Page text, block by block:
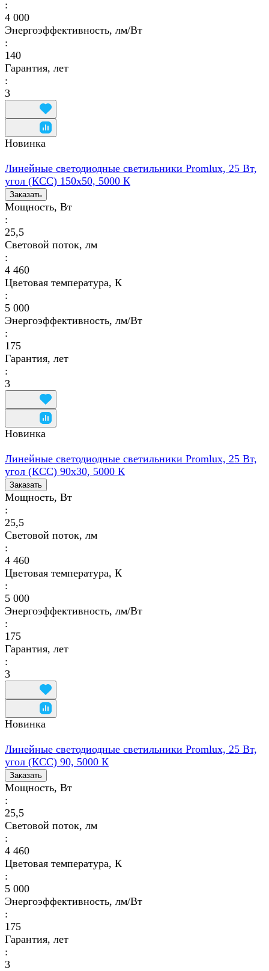
:
4 000
Энергоэффективность, лм/Вт
:
140
Гарантия, лет
:
3
Новинка
Линейные светодиодные светильники Promlux, 25 Вт,
угол (КСС) 150х50, 5000 К
Заказать
Мощность, Вт
:
25,5
Световой поток, лм
:
4 460
Цветовая температура, К
:
5 000
Энергоэффективность, лм/Вт
:
175
Гарантия, лет
:
3
Новинка
Линейные светодиодные светильники Promlux, 25 Вт,
угол (КСС) 90х30, 5000 К
Заказать
Мощность, Вт
:
25,5
Световой поток, лм
:
4 460
Цветовая температура, К
:
5 000
Энергоэффективность, лм/Вт
:
175
Гарантия, лет
:
3
Новинка
Линейные светодиодные светильники Promlux, 25 Вт,
угол (КСС) 90, 5000 К
Заказать
Мощность, Вт
:
25,5
Световой поток, лм
:
4 460
Цветовая температура, К
:
5 000
Энергоэффективность, лм/Вт
:
175
Гарантия, лет
:
3